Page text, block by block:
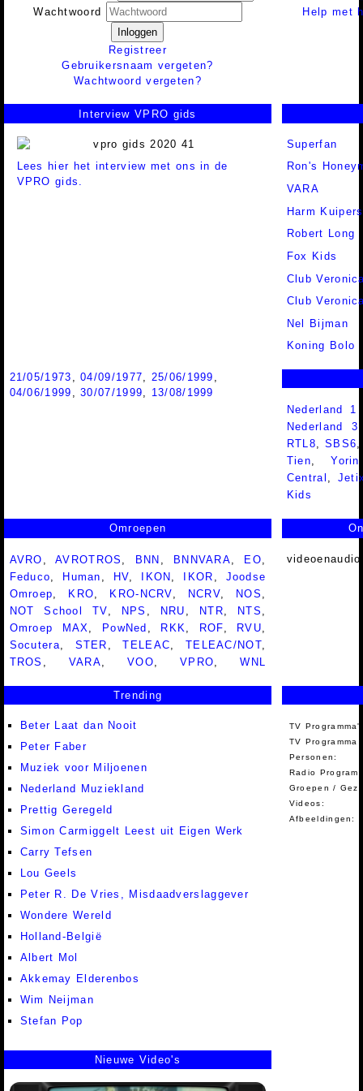
Wachtwoord
Inloggen
Registreer
Gebruikersnaam vergeten?
Wachtwoord vergeten?
Help met
Interview VPRO gids
Lees hier het interview met ons in de
VPRO gids.
Superfan
Ron's
VARA
Harm Kuipers
Robert Long
Fox Kids
Club
Club
Nel Bijman
Koning Bolo
21/05/1973 ,04/09/1977 25/06/1999
04/06/1999 ,30/07/1999
13/08/1999
Nederland
Nederland
RTL8,SBS6
Tien,Yorin
Central ,
Kids
Omroepen
AVRO ,AVROTROS BNN BNNVARA EO
Feduco
Human HV IKON IKOR
Joodse
Omroep
KRO KRO-NCRV NCRV NOS
NOT School TV
NPS NRU NTR NTS
Omroep MAX
PowNed RKK ROF RVU
Socutera
STER ,TELEAC TELEAC/NOT
TROS
VARA ,VOO ,VPRO ,WNL
Trending
Beter Laat dan Nooit
Peter Faber
Muziek voor Miljoenen
Nederland Muziekland
Prettig Geregeld
Simon Carmiggelt Leest uit Eigen Werk
Carry Tefsen
Lou Geels
Peter R. De Vries, Misdaadverslaggever
Wondere Wereld
Holland-België
Albert Mol
Akkemay Elderenbos
Wim Neijman
Stefan Pop
TV
TV Programma
Personen:
Radio
Groepen /
Videos:
Afbeeldingen:
Nieuwe Video's